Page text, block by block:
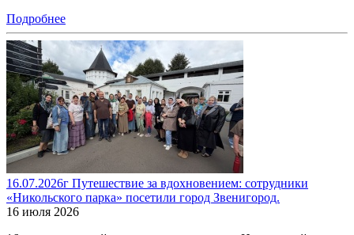
Подробнее
16.07.2026г Путешествие за вдохновением: сотрудники
«Никольского парка» посетили город Звенигород.
16 июля 2026